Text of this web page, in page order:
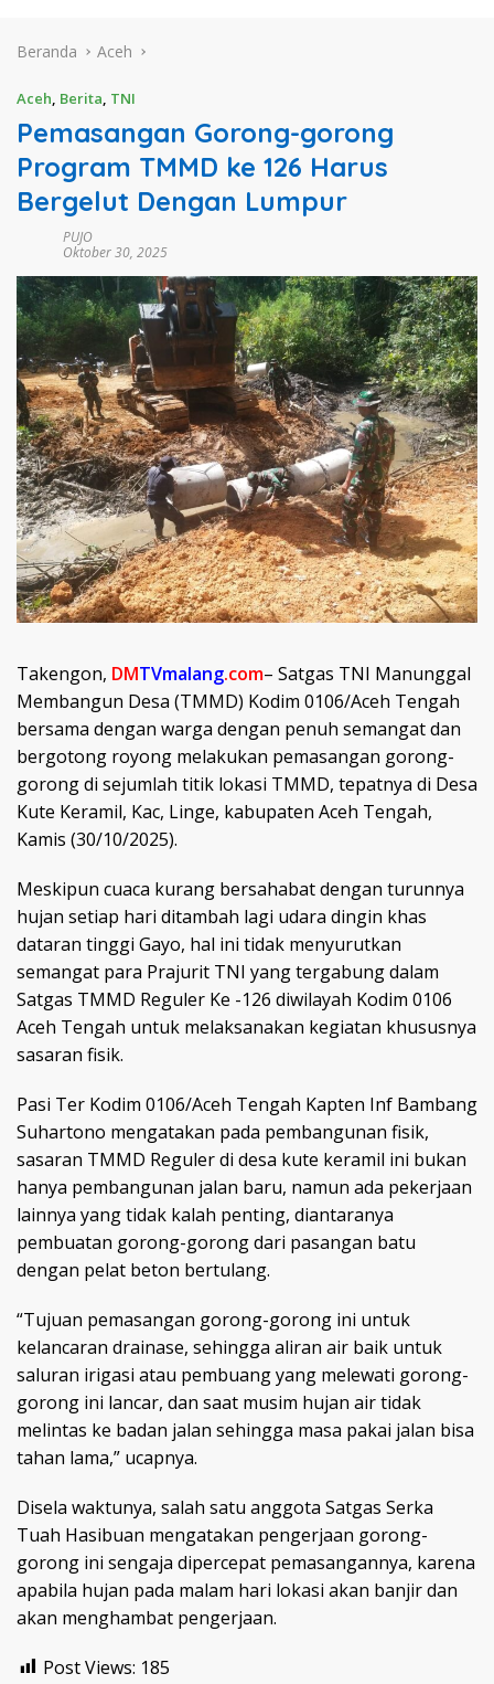
Beranda Aceh
Aceh, Berita, TNI
Pemasangan Gorong-gorong
Program TMMD ke 126 Harus
Bergelut Dengan Lumpur
PUJO
Oktober 30, 2025
Takengon, DMTVmalang.com– Satgas TNI Manunggal
Membangun Desa (TMMD) Kodim 0106/Aceh Tengah
bersama dengan warga dengan penuh semangat dan
bergotong royong melakukan pemasangan gorong-
gorong di sejumlah titik lokasi TMMD, tepatnya di Desa
Kute Keramil, Kac, Linge, kabupaten Aceh Tengah,
Kamis (30/10/2025).
Meskipun cuaca kurang bersahabat dengan turunnya
hujan setiap hari ditambah lagi udara dingin khas
dataran tinggi Gayo, hal ini tidak menyurutkan
semangat para Prajurit TNI yang tergabung dalam
Satgas TMMD Reguler Ke -126 diwilayah Kodim 0106
Aceh Tengah untuk melaksanakan kegiatan khususnya
sasaran fisik.
Pasi Ter Kodim 0106/Aceh Tengah Kapten Inf Bambang
Suhartono mengatakan pada pembangunan fisik,
sasaran TMMD Reguler di desa kute keramil ini bukan
hanya pembangunan jalan baru, namun ada pekerjaan
lainnya yang tidak kalah penting, diantaranya
pembuatan gorong-gorong dari pasangan batu
dengan pelat beton bertulang.
“Tujuan pemasangan gorong-gorong ini untuk
kelancaran drainase, sehingga aliran air baik untuk
saluran irigasi atau pembuang yang melewati gorong-
gorong ini lancar, dan saat musim hujan air tidak
melintas ke badan jalan sehingga masa pakai jalan bisa
tahan lama,” ucapnya.
Disela waktunya, salah satu anggota Satgas Serka
Tuah Hasibuan mengatakan pengerjaan gorong-
gorong ini sengaja dipercepat pemasangannya, karena
apabila hujan pada malam hari lokasi akan banjir dan
akan menghambat pengerjaan.
Post Views: 185